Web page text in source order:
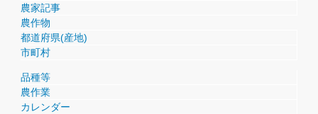
農家記事
農作物
都道府県(産地)
市町村
品種等
農作業
カレンダー